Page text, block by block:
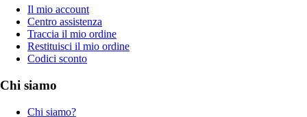
Il mio account
Centro assistenza
Traccia il mio ordine
Restituisci il mio ordine
Codici sconto
Chi siamo
Chi siamo?